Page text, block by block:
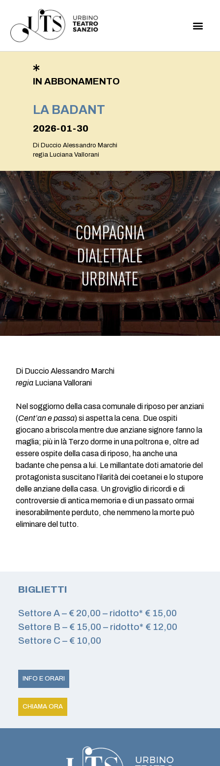
IN ABBONAMENTO
LA BADANT
2026-01-30
Di Duccio Alessandro Marchi
regia Luciana Vallorani
Di Duccio Alessandro Marchi
regia Luciana Vallorani
Nel soggiorno della casa comunale di riposo per anziani
(Cent’an e passa) si aspetta la cena. Due ospiti
giocano a briscola mentre due anziane signore fanno la
maglia; più in là Terzo dorme in una poltrona e, oltre ad
essere ospite della casa di riposo, ha anche una
badante che pensa a lui. Le millantate doti amatorie del
protagonista suscitano l’ilarità dei coetanei e lo stupore
delle anziane della casa. Un groviglio di ricordi e di
controversie di antica memoria e di un passato ormai
inesorabilmente perduto, che nemmeno la morte può
eliminare del tutto.
BIGLIETTI
Settore A – € 20,00 – ridotto* € 15,00
Settore B – € 15,00 – ridotto* € 12,00
Settore C – € 10,00
INFO E ORARI
CHIAMA ORA